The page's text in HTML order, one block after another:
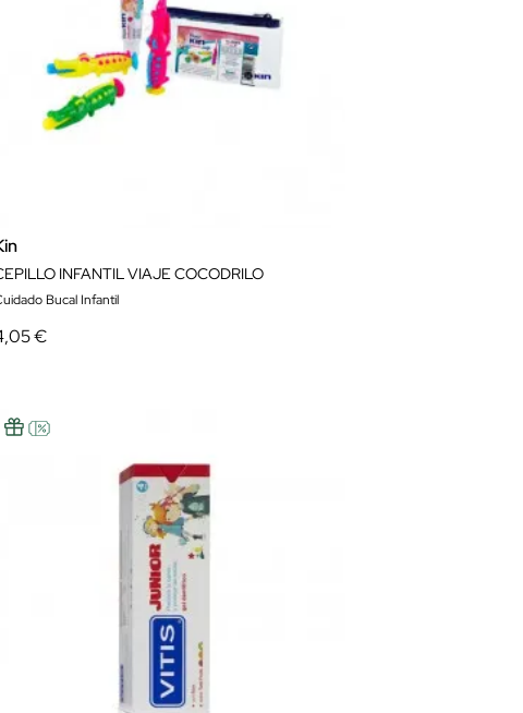
INFANTIL VIAJE COCODRILO
Bucal Infantil
€